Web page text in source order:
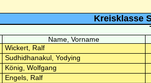
Kreisklasse
Name, Vorname
Wickert, Ralf
Sudhidhanakul, Yodying
König, Wolfgang
Engels, Ralf